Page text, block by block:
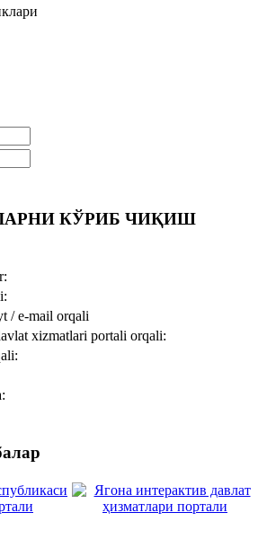
КЎРИБ ЧИҚИШ
/ e-mail orqali
xizmatlari portali orqali: